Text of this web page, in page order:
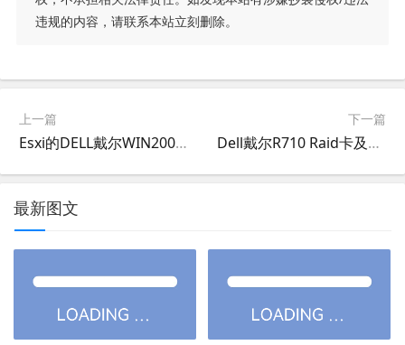
违规的内容，请联系本站立刻删除。
上一篇
Esxi的DELL戴尔WIN2008R2/win2012R2激活脚本
下一篇
Dell戴尔R710 Raid卡及电池迁移（硬盘冷迁移=停机迁移）
最新图文